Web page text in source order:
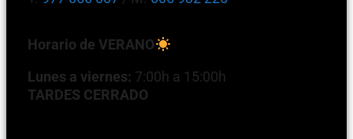
Horario de VERANO
Lunes a viernes: 7:00h a 15:00h
TARDES CERRADO